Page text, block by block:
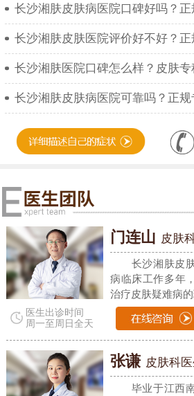
长沙湘肤皮肤病医院口碑好吗？
长沙湘肤皮肤医院评价好不好？
长沙湘肤医院口碑怎么样？皮肤
长沙湘肤皮肤病医院可靠吗？正
医生出诊时间
周一至周日全天
门连山 皮肤
长沙湘肤皮
病临床工作多年
治疗皮肤疑难病
张谦 皮肤科
毕业于江西